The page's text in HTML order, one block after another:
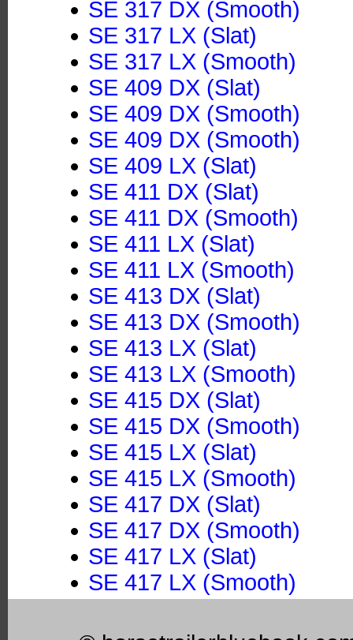
SE 317 DX (Smooth)
SE 317 LX (Slat)
SE 317 LX (Smooth)
SE 409 DX (Slat)
SE 409 DX (Smooth)
SE 409 DX (Smooth)
SE 409 LX (Slat)
SE 411 DX (Slat)
SE 411 DX (Smooth)
SE 411 LX (Slat)
SE 411 LX (Smooth)
SE 413 DX (Slat)
SE 413 DX (Smooth)
SE 413 LX (Slat)
SE 413 LX (Smooth)
SE 415 DX (Slat)
SE 415 DX (Smooth)
SE 415 LX (Slat)
SE 415 LX (Smooth)
SE 417 DX (Slat)
SE 417 DX (Smooth)
SE 417 LX (Slat)
SE 417 LX (Smooth)